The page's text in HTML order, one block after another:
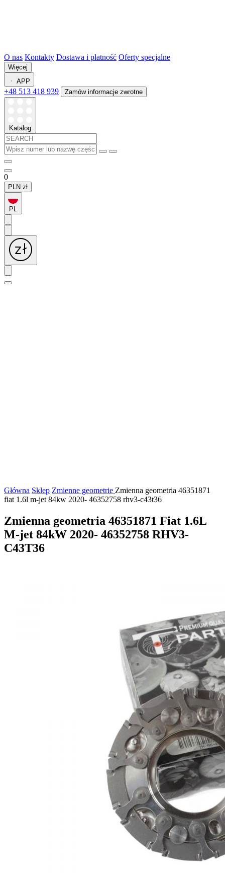
O nas Kontakty Dostawa i płatność Oferty specjalne
Więcej
APP
+48 513 418 939 Zamów informacje zwrotne
Katalog
0
PLN zł
PL
Główna Sklep Zmienne geometrie Zmienna geometria 46351871
fiat 1.6l m-jet 84kw 2020- 46352758 rhv3-c43t36
Zmienna geometria 46351871 Fiat 1.6L
M-jet 84kW 2020- 46352758 RHV3-
C43T36